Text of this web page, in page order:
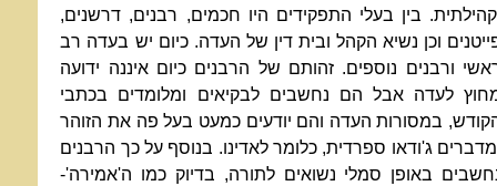
בין בעלי התפקידים היו חכמים, רבנים, דרשנים,
וכן נשיא הקהל ובית דין של העדה. כיום יש בעדה רב
ורבנים נוספים. זהותם של הרבנים כיום איננה ידועה
לעדה אבל הם נחשבים לבקיאים ומלומדים בכתבי
במסורות העדה והם יודעים כמעט בעל פה את הזוהר
ג'ודאו ספרדית, כלומר לאדינו. בנוסף על כך הרבנים
באופן סמלי נשואים לתורה, בדיוק כמו ה'אמירה'-